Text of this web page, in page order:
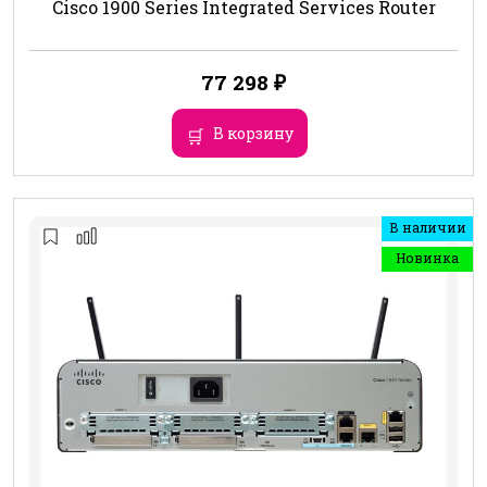
Cisco 1900 Series Integrated Services Router
77 298 ₽
В корзину
В наличии
Новинка